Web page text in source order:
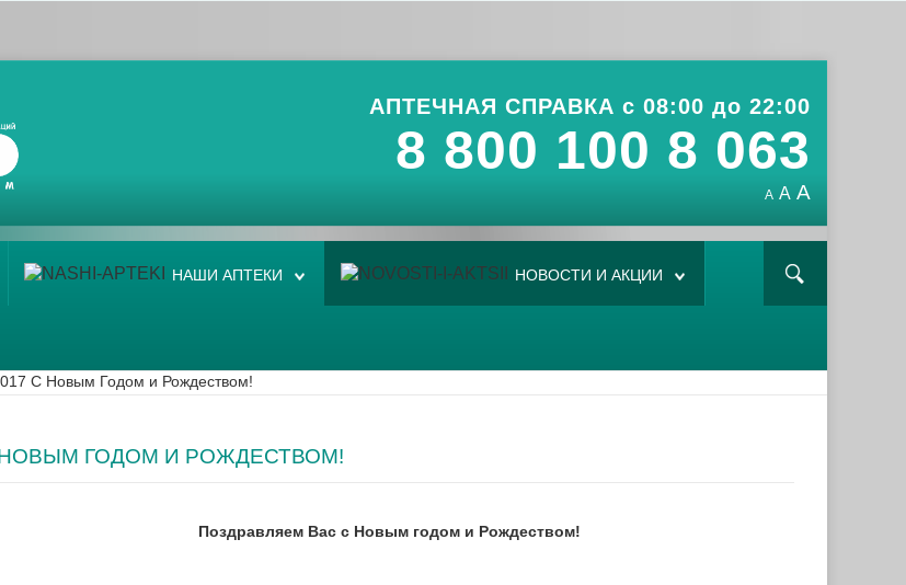
АПТЕЧНАЯ СПРАВКА с 08:00 до 22:00
8 800 100 8 063
A A A
НАШИ АПТЕКИ НОВОСТИ И АКЦИИ
C Новым Годом и Рождеством!
НОВЫМ ГОДОМ И РОЖДЕСТВОМ!
Поздравляем Вас с Новым годом и Рождеством!